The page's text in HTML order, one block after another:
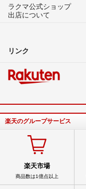
ラクマ公式ショップ
出店について
リンク
楽天のグループサービス
楽天市場
商品数は1億点以上